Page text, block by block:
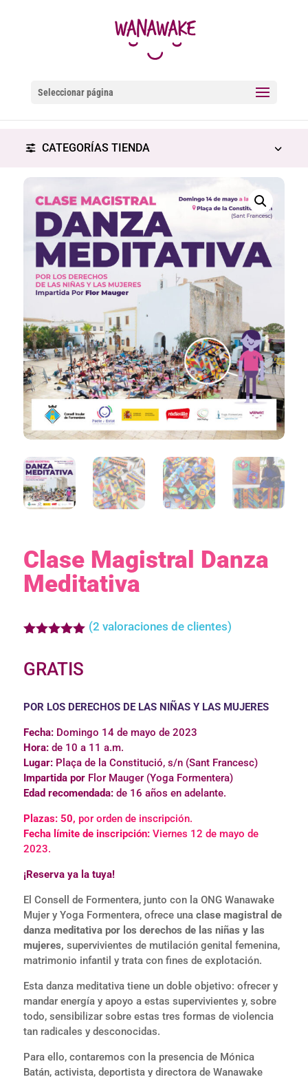
Seleccionar página
CATEGORÍAS TIENDA
Clase Magistral Danza
Meditativa
de 5 en
s de
(2 valoraciones de clientes)
GRATIS
POR LOS DERECHOS DE LAS NIÑAS Y LAS MUJERES
Fecha: Domingo 14 de mayo de 2023
Hora: de 10 a 11 a.m.
Lugar:Plaça de la Constitució, s/n (Sant Francesc)
Impartida porFlor Mauger (Yoga Formentera)
Edad recomendada:de 16 años en adelante.
Plazas: 50, por orden de inscripción.
Fecha límite de inscripción:Viernes 12 de mayo de
2023.
¡Reserva ya la tuya!
El Consell de Formentera, junto con la ONG Wanawake
Mujer y Yoga Formentera, ofrece una clase magistral de
danza meditativa por los derechos de las niñas y las
mujeres, supervivientes de mutilación genital femenina,
matrimonio infantil y trata con fines de explotación.
Esta danza meditativa tiene un doble objetivo: ofrecer y
mandar energía y apoyo a estas supervivientes y, sobre
todo, sensibilizar sobre estas tres formas de violencia
tan radicales y desconocidas.
Para ello, contaremos con la presencia de Mónica
Batán, activista, deportista y directora de Wanawake